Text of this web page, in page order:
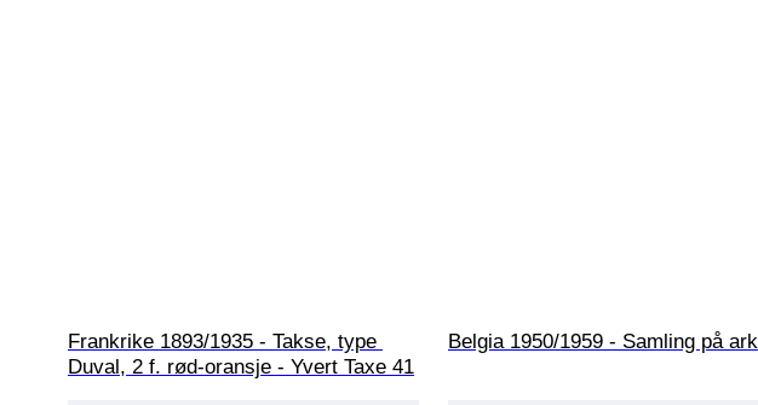
Frankrike 1893/1935 - Takse, type
Duval, 2 f. rød-oransje - Yvert Taxe 41
Belgia 1950/1959 - Samling på ark